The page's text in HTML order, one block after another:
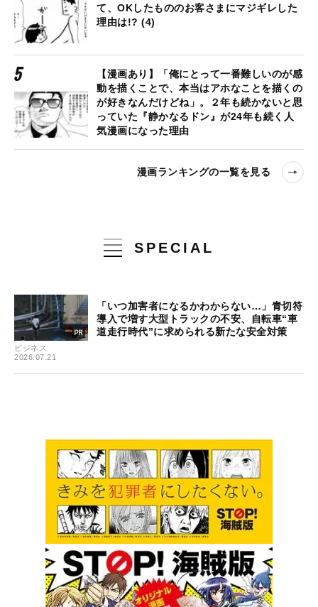
て、OKしたもののお客さまにマジギレした
理由は!? (4)
【漫画あり】「俺にとって一番難しいのが感
動を描くことで、本当はアホなことを描くの
が好きなんだけどね」。２年も続かないと思
っていた『静かなるドン』が24年も続く人
気漫画になった理由
漫画ランキングの一覧を見る
SPECIAL
ビジネス
2026.07.21
「いつ加害者になるかわからない…」青切符
導入で増す大型トラックの不安、自転車“車
道走行時代”に求められる新たな安全対策